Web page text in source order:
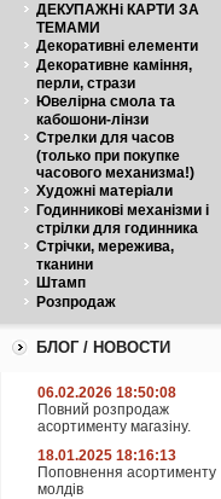
ДЕКУПАЖНі КАРТИ ЗА
ТЕМАМИ
Декоративні елементи
Декоративне каміння,
перли, стрази
Ювелірна смола та
кабошони-лінзи
Стрелки для часов
(только при покупке
часового механизма!)
Художні матеріали
Годинникові механізми і
стрілки для годинника
Стрічки, мережива,
тканини
Штамп
Розпродаж
БЛОГ / НОВОСТИ
06.02.2026 18:50:08
Повний розпродаж
асортименту магазіну.
18.01.2025 18:16:13
Поповнення асортименту
молдів